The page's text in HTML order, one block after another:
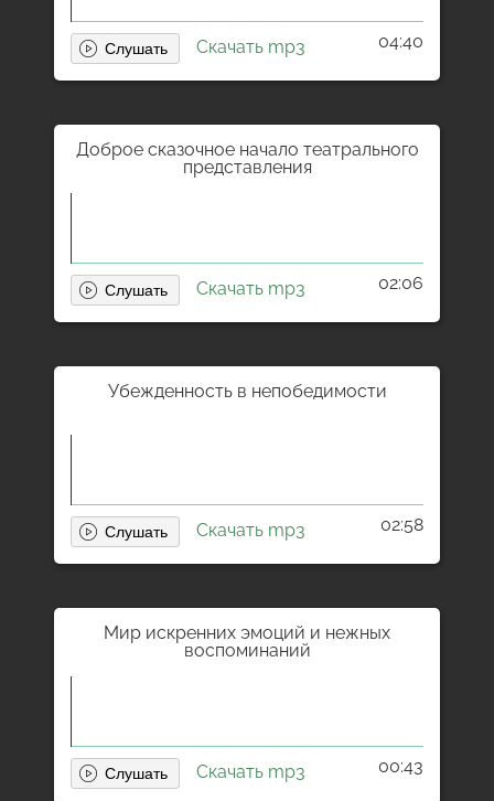
Скачать mp3 04:40
Доброе сказочное начало театрального
представления
Скачать mp3 02:06
Убежденность в непобедимости
Скачать mp3 02:58
Мир искренних эмоций и нежных
воспоминаний
Скачать mp3 00:43